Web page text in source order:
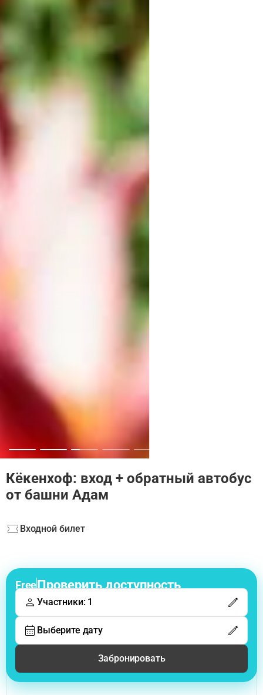
Кёкенхоф: вход + обратный автобус
от башни Адам
Входной билет
FreeПроверить доступность
Участники: 1
Выберите дату
Забронировать